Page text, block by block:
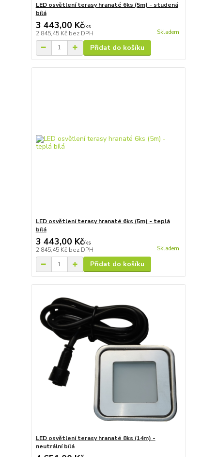
LED osvětlení terasy hranaté 6ks (5m) - studená
bílá
3 443,00 Kč/ks
2 845,45 Kč bez DPH Skladem
Přidat do košíku
LED osvětlení terasy hranaté 6ks (5m) - teplá
bílá
3 443,00 Kč/ks
2 845,45 Kč bez DPH Skladem
Přidat do košíku
LED osvětlení terasy hranaté 8ks (14m) -
neutrální bílá